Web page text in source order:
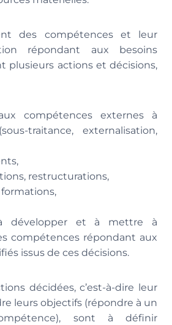
des compétences et leur
répondant aux besoins
plusieurs actions et décisions,
compétences externes à
traitance, externalisation,
restructurations,
développer et à mettre à
compétences répondant aux
issus de ces décisions.
décidées, c’est-à-dire leur
leurs objectifs (répondre à un
sont à définir